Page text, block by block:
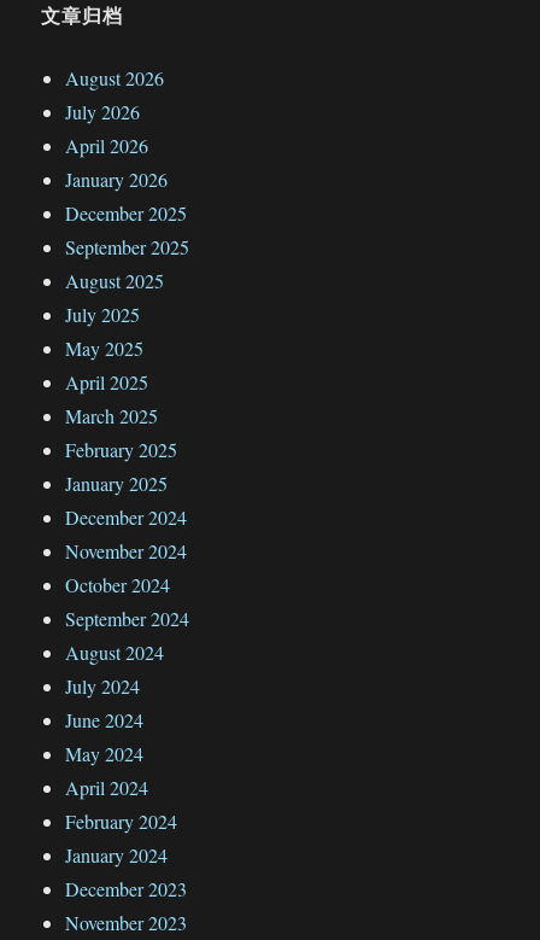
文章归档
August 2026
July 2026
April 2026
January 2026
December 2025
September 2025
August 2025
July 2025
May 2025
April 2025
March 2025
February 2025
January 2025
December 2024
November 2024
October 2024
September 2024
August 2024
July 2024
June 2024
May 2024
April 2024
February 2024
January 2024
December 2023
November 2023